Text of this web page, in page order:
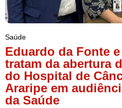
Saúde
Eduardo da Fonte
tratam da abertura
do Hospital de
Araripe em
da Saúde